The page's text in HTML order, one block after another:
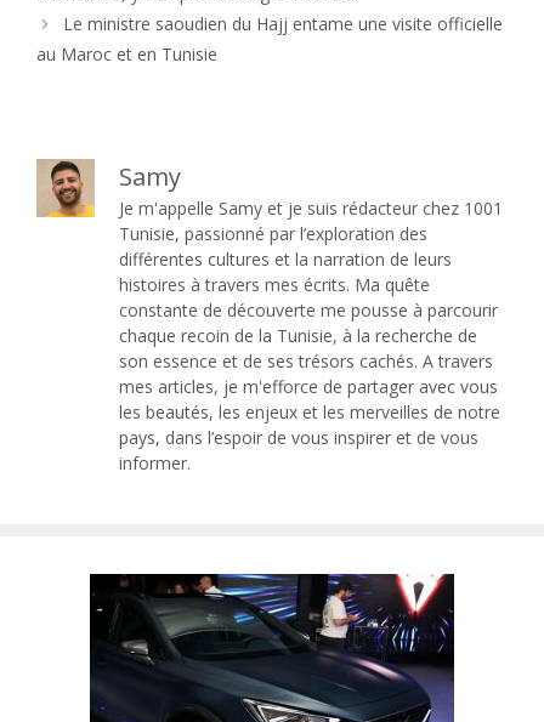
Le ministre saoudien du Hajj entame une visite officielle
au Maroc et en Tunisie
Samy
Je m'appelle Samy et je suis rédacteur chez 1001
Tunisie, passionné par l’exploration des
différentes cultures et la narration de leurs
histoires à travers mes écrits. Ma quête
constante de découverte me pousse à parcourir
chaque recoin de la Tunisie, à la recherche de
son essence et de ses trésors cachés. A travers
mes articles, je m'efforce de partager avec vous
les beautés, les enjeux et les merveilles de notre
pays, dans l’espoir de vous inspirer et de vous
informer.